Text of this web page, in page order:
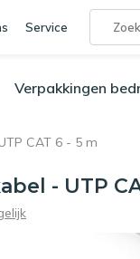
Service
Verpakkingen
CAT 6 - 5 m
- UTP